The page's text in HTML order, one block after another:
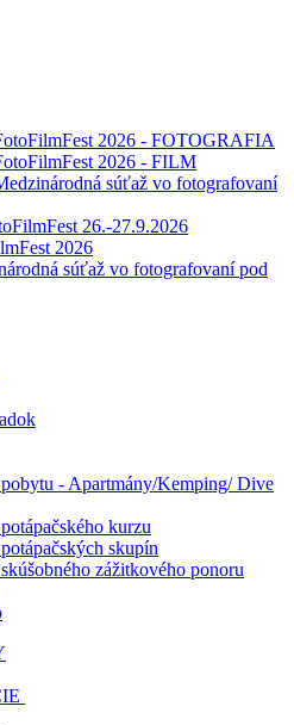
2026 - FOTOGRAFIA
2026 - FILM
súťaž vo fotografovaní
26.-27.9.2026
2026
súťaž vo fotografovaní pod
- Apartmány/Kemping/ Dive
kurzu
skupín
zážitkového ponoru